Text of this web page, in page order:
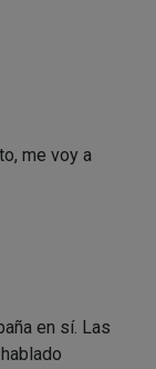
me voy a
en sí. Las